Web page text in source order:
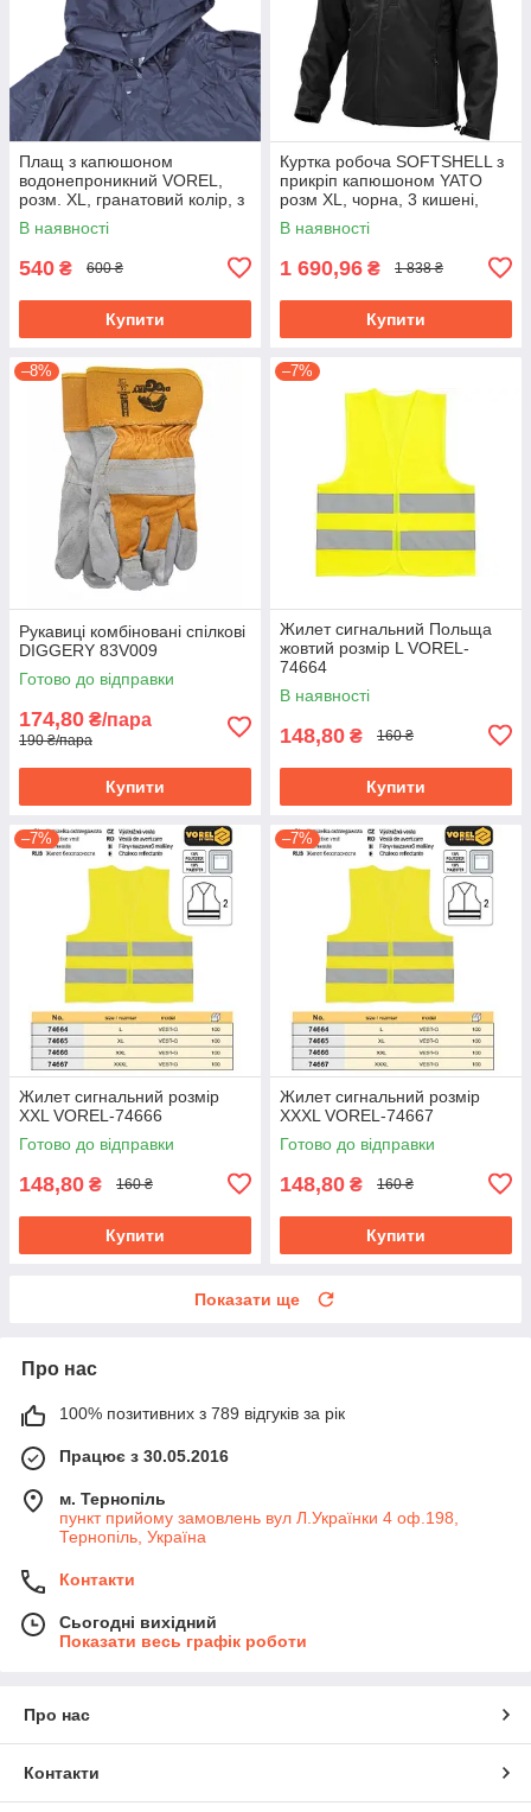
Плащ з капюшоном
водонепроникний VOREL,
розм. XL, гранатовий колір, з
вентиляційними отворами
PVC 74654
В наявності
540 ₴ 600 ₴
Купити
Куртка робоча SOFTSHELL з
прикріп капюшоном YATO
розм XL, чорна, 3 кишені,
96% поліест і 4% спандекс
YT-79553
В наявності
1 690,96 ₴ 1 838 ₴
Купити
–8%
Рукавиці комбіновані спілкові
DIGGERY 83V009
Готово до відправки
174,80 ₴/пара
190 ₴/пара
Купити
–7%
Жилет сигнальний Польща
жовтий розмір L VOREL-
74664
В наявності
148,80 ₴ 160 ₴
Купити
–7%
Жилет сигнальний розмір
XXL VOREL-74666
Готово до відправки
148,80 ₴ 160 ₴
Купити
–7%
Жилет сигнальний розмір
XXXL VOREL-74667
Готово до відправки
148,80 ₴ 160 ₴
Купити
Показати ще
Про нас
100% позитивних з 789 відгуків за рік
Працює з 30.05.2016
м. Тернопіль
пункт прийому замовлень вул Л.Українки 4 оф.198,
Тернопіль, Україна
Контакти
Сьогодні вихідний
Показати весь графік роботи
Про нас
Контакти